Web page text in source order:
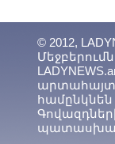
© 2012,